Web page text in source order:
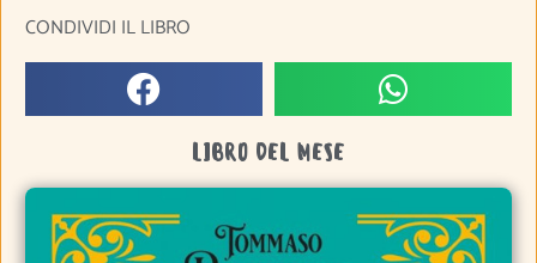
CONDIVIDI IL LIBRO
LIBRO DEL MESE